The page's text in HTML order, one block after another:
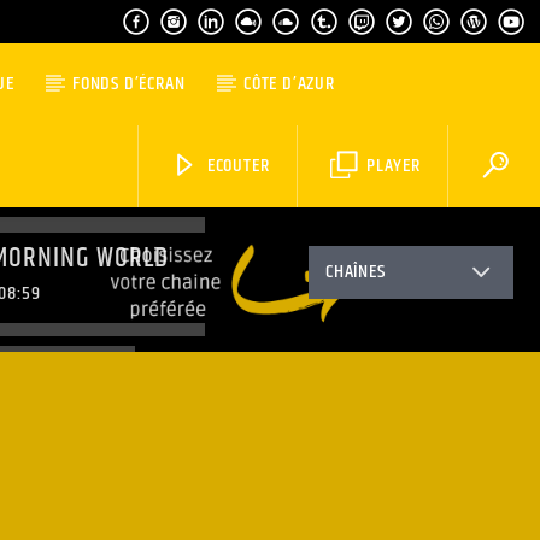
FONDS D’ÉCRAN CÔTE D’AZUR
PLAYER
ECOUTER
WORLD CHAÎNES